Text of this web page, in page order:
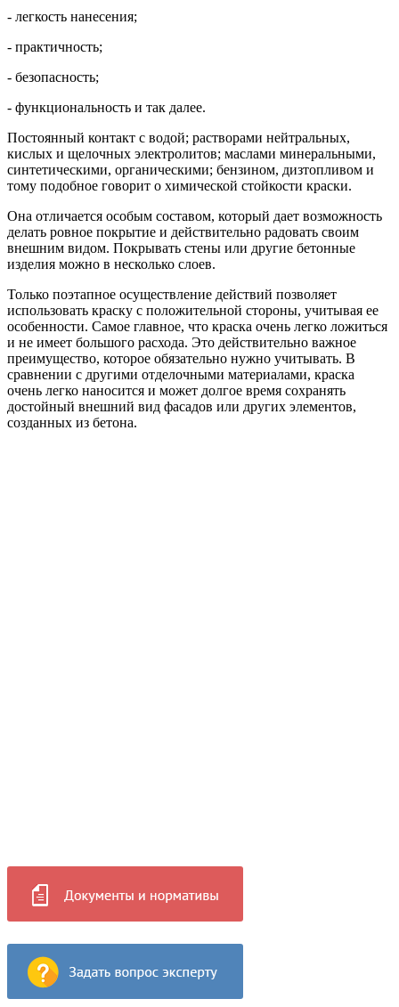
- легкость нанесения;
- практичность;
- безопасность;
- функциональность и так далее.
Постоянный контакт с водой; растворами нейтральных,
кислых и щелочных электролитов; маслами минеральными,
синтетическими, органическими; бензином, дизтопливом и
тому подобное говорит о химической стойкости краски.
Она отличается особым составом, который дает возможность
делать ровное покрытие и действительно радовать своим
внешним видом. Покрывать стены или другие бетонные
изделия можно в несколько слоев.
Только поэтапное осуществление действий позволяет
использовать краску с положительной стороны, учитывая ее
особенности. Самое главное, что краска очень легко ложиться
и не имеет большого расхода. Это действительно важное
преимущество, которое обязательно нужно учитывать. В
сравнении с другими отделочными материалами, краска
очень легко наносится и может долгое время сохранять
достойный внешний вид фасадов или других элементов,
созданных из бетона.